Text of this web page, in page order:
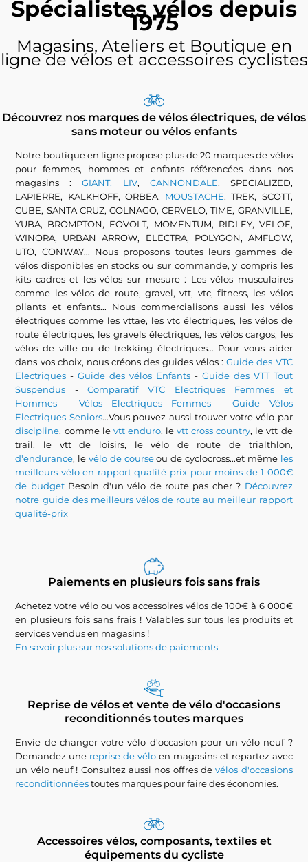
Spécialistes vélos depuis
1975
Magasins, Ateliers et Boutique en
ligne de vélos et accessoires cyclistes
Découvrez nos marques de vélos électriques, de vélos
sans moteur ou vélos enfants
Notre boutique en ligne propose plus de 20 marques de vélos
pour femmes, hommes et enfants référencées dans nos
magasins :GIANT, LIV, CANNONDALE, SPECIALIZED,
LAPIERRE, KALKHOFF, ORBEA, MOUSTACHE, TREK, SCOTT,
CUBE, SANTA CRUZ, COLNAGO, CERVELO, TIME, GRANVILLE,
YUBA, BROMPTON, EOVOLT, MOMENTUM, RIDLEY, VELOE,
WINORA, URBAN ARROW, ELECTRA, POLYGON, AMFLOW,
UTO, CONWAY... Nous proposons toutes leurs gammes de
vélos disponibles en stocks ou sur commande, y compris les
kits cadres et les vélos sur mesure : Les vélos musculaires
comme les vélos de route, gravel, vtt, vtc, fitness, les vélos
pliants et enfants... Nous commercialisons aussi les vélos
électriques comme les vttae, les vtc électriques, les vélos de
route électriques, les gravels électriques, les vélos cargos, les
vélos de ville ou de trekking électriques... Pour vous aider
dans vos choix, nous créons des guides vélos :Guide des VTC
Electriques -Guide des vélos Enfants - Guide des VTT Tout
Suspendus -Comparatif VTC Electriques Femmes et
Hommes - Vélos Electriques Femmes -Guide Vélos
Electriques Seniors...Vous pouvez aussi trouver votre vélo par
discipline, comme le vtt enduro, levtt cross country, le vtt de
trail, le vtt de loisirs, le vélo de route de trialthlon,
d'endurance, levélo de courseou de cyclocross...et même les
meilleurs vélo en rapport qualité prix pour moins de 1 000€
de budgetBesoin d'un vélo de route pas cher ? Découvrez
notre guide des meilleurs vélos de route au meilleur rapport
qualité-prix
Paiements en plusieurs fois sans frais
Achetez votre vélo ou vos accessoires vélos de 100€ à 6 000€
en plusieurs fois sans frais ! Valables sur tous les produits et
services vendus en magasins !
En savoir plus sur nos solutions de paiements
Reprise de vélos et vente de vélo d'occasions
reconditionnés toutes marques
Envie de changer votre vélo d'occasion pour un vélo neuf ?
Demandez une reprise de vélo en magasins et repartez avec
un vélo neuf ! Consultez aussi nos offres devélos d'occasions
reconditionnéestoutes marques pour faire des économies.
Accessoires vélos, composants, textiles et
équipements du cycliste